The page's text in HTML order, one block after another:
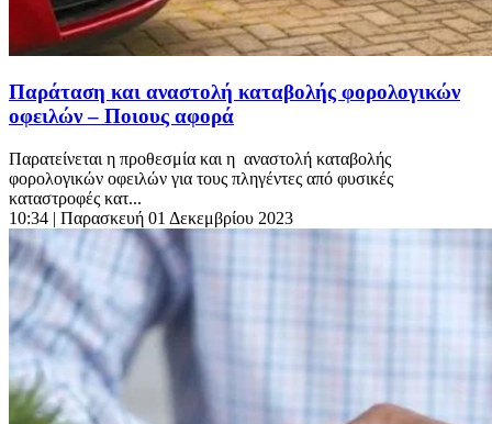
Παράταση και αναστολή καταβολής φορολογικών
οφειλών – Ποιους αφορά
Παρατείνεται η προθεσμία και η αναστολή καταβολής
φορολογικών οφειλών για τους πληγέντες από φυσικές
καταστροφές κατ...
10:34 | Παρασκευή 01 Δεκεμβρίου 2023